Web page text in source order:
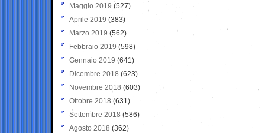
Maggio 2019 (527)
Aprile 2019 (383)
Marzo 2019 (562)
Febbraio 2019 (598)
Gennaio 2019 (641)
Dicembre 2018 (623)
Novembre 2018 (603)
Ottobre 2018 (631)
Settembre 2018 (586)
Agosto 2018 (362)